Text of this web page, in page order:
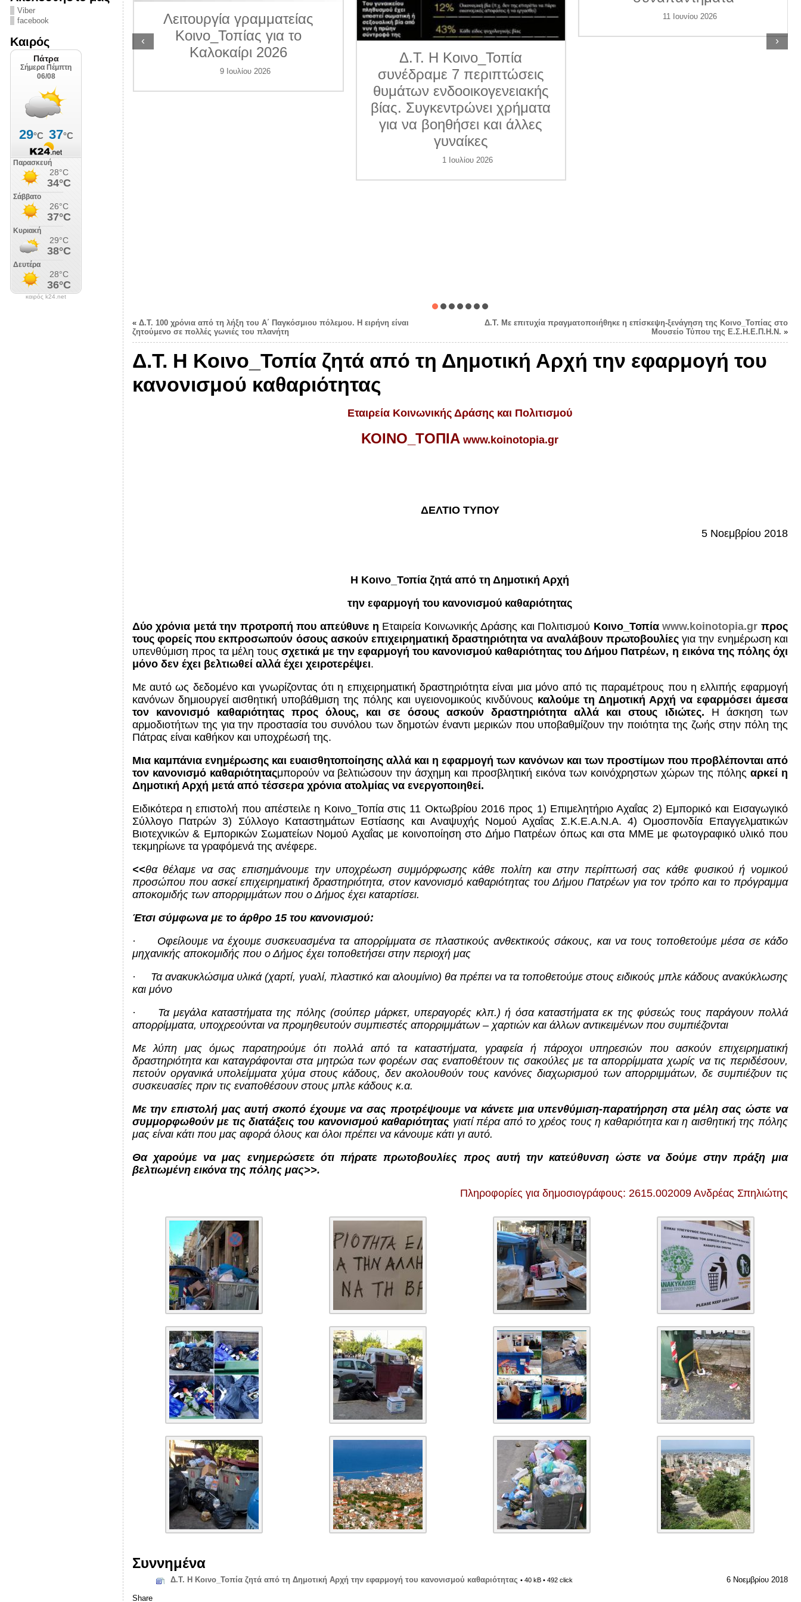
Viber
facebook
Καιρός
καιρός k24.net
Ιουλίου 2026
Λειτουργία γραμματείας
Κοινο_Τοπίας για το
Καλοκαίρι 2026
9 Ιουλίου 2026
Δ.Τ. Η Κοινο_Τοπία
συνέδραμε 7 περιπτώσεις
θυμάτων ενδοοικογενειακής
βίας. Συγκεντρώνει χρήματα
για να βοηθήσει και άλλες
γυναίκες
1 Ιουλίου 2026
11 Ιουνίου 2026
‹ ›
« Δ.Τ. 100 χρόνια από τη λήξη του Α΄ Παγκόσμιου πόλεμου. Η ειρήνη είναι
ζητούμενο σε πολλές γωνιές του πλανήτη
Δ.Τ. Με επιτυχία πραγματοποιήθηκε η επίσκεψη-ξενάγηση της Κοινο_Τοπίας στο
Μουσείο Τύπου της Ε.Σ.Η.Ε.Π.Η.Ν. »
Δ.Τ. Η Κοινο_Τοπία ζητά από τη Δημοτική Αρχή την εφαρμογή του
κανονισμού καθαριότητας
Εταιρεία Κοινωνικής Δράσης και Πολιτισμού
ΚΟΙΝΟ_ΤΟΠΙΑ www.koinotopia.gr
ΔΕΛΤΙΟ ΤΥΠΟΥ
5 Νοεμβρίου 2018
Η Κοινο_Τοπία ζητά από τη Δημοτική Αρχή
την εφαρμογή του κανονισμού καθαριότητας
Δύο χρόνια μετά την προτροπή που απεύθυνε η Εταιρεία Κοινωνικής Δράσης και Πολιτισμού Κοινο_Τοπία www.koinotopia.gr προς
τους φορείς που εκπροσωπούν όσους ασκούν επιχειρηματική δραστηριότητα να αναλάβουν πρωτοβουλίεςγια την ενημέρωση και
υπενθύμιση προς τα μέλη τους σχετικά με την εφαρμογή του κανονισμού καθαριότητας του Δήμου Πατρέων, η εικόνα της πόλης όχι
μόνο δεν έχει βελτιωθεί αλλά έχει χειροτερέψει.
Με αυτό ως δεδομένο και γνωρίζοντας ότι η επιχειρηματική δραστηριότητα είναι μια μόνο από τις παραμέτρους που η ελλιπής εφαρμογή
κανόνων δημιουργεί αισθητική υποβάθμιση της πόλης και υγειονομικούς κινδύνους καλούμε τη Δημοτική Αρχή να εφαρμόσει άμεσα
τον κανονισμό καθαριότητας προς όλους, και σε όσους ασκούν δραστηριότητα αλλά και στους ιδιώτες. Η άσκηση των
αρμοδιοτήτων της για την προστασία του συνόλου των δημοτών έναντι μερικών που υποβαθμίζουν την ποιότητα της ζωής στην πόλη της
Πάτρας είναι καθήκον και υποχρέωσή της.
Μια καμπάνια ενημέρωσης και ευαισθητοποίησης αλλά και η εφαρμογή των κανόνων και των προστίμων που προβλέπονται από
τον κανονισμό καθαριότηταςμπορούν να βελτιώσουν την άσχημη και προσβλητική εικόνα των κοινόχρηστων χώρων της πόλης αρκεί η
Δημοτική Αρχή μετά από τέσσερα χρόνια ατολμίας να ενεργοποιηθεί.
Ειδικότερα η επιστολή που απέστειλε η Κοινο_Τοπία στις 11 Οκτωβρίου 2016 προς 1) Επιμελητήριο Αχαΐας 2) Εμπορικό και Εισαγωγικό
Σύλλογο Πατρών 3) Σύλλογο Καταστημάτων Εστίασης και Αναψυχής Νομού Αχαΐας Σ.Κ.Ε.Α.Ν.Α. 4) Ομοσπονδία Επαγγελματικών
Βιοτεχνικών & Εμπορικών Σωματείων Νομού Αχαΐας με κοινοποίηση στο Δήμο Πατρέων όπως και στα ΜΜΕ με φωτογραφικό υλικό που
τεκμηρίωνε τα γραφόμενά της ανέφερε.
<<θα θέλαμε να σας επισημάνουμε την υποχρέωση συμμόρφωσης κάθε πολίτη και στην περίπτωσή σας κάθε φυσικού ή νομικού
προσώπου που ασκεί επιχειρηματική δραστηριότητα, στον κανονισμό καθαριότητας του Δήμου Πατρέων για τον τρόπο και το πρόγραμμα
αποκομιδής των απορριμμάτων που ο Δήμος έχει καταρτίσει.
Έτσι σύμφωνα με το άρθρο 15 του κανονισμού:
·
Οφείλουμε να έχουμε συσκευασμένα τα απορρίμματα σε πλαστικούς ανθεκτικούς σάκους, και να τους τοποθετούμε μέσα σε κάδο
μηχανικής αποκομιδής που ο Δήμος έχει τοποθετήσει στην περιοχή μας
·
Τα ανακυκλώσιμα υλικά (χαρτί, γυαλί, πλαστικό και αλουμίνιο) θα πρέπει να τα τοποθετούμε στους ειδικούς μπλε κάδους ανακύκλωσης
και μόνο
· Τα μεγάλα καταστήματα της πόλης (σούπερ μάρκετ, υπεραγορές κλπ.) ή όσα καταστήματα εκ της φύσεώς τους παράγουν πολλά
απορρίμματα, υποχρεούνται να προμηθευτούν συμπιεστές απορριμμάτων – χαρτιών και άλλων αντικειμένων που συμπιέζονται
Με λύπη μας όμως παρατηρούμε ότι πολλά από τα καταστήματα, γραφεία ή πάροχοι υπηρεσιών που ασκούν επιχειρηματική
δραστηριότητα και καταγράφονται στα μητρώα των φορέων σας εναποθέτουν τις σακούλες με τα απορρίμματα χωρίς να τις περιδέσουν,
πετούν οργανικά υπολείμματα χύμα στους κάδους, δεν ακολουθούν τους κανόνες διαχωρισμού των απορριμμάτων, δε συμπιέζουν τις
συσκευασίες πριν τις εναποθέσουν στους μπλε κάδους κ.α.
Με την επιστολή μας αυτή σκοπό έχουμε να σας προτρέψουμε να κάνετε μια υπενθύμιση-παρατήρηση στα μέλη σας ώστε να
συμμορφωθούν με τις διατάξεις του κανονισμού καθαριότητας γιατί πέρα από το χρέος τους η καθαριότητα και η αισθητική της πόλης
μας είναι κάτι που μας αφορά όλους και όλοι πρέπει να κάνουμε κάτι γι αυτό.
Θα χαρούμε να μας ενημερώσετε ότι πήρατε πρωτοβουλίες προς αυτή την κατεύθυνση ώστε να δούμε στην πράξη μια
βελτιωμένη εικόνα της πόλης μας>>.
Πληροφορίες για δημοσιογράφους: 2615.002009 Ανδρέας Σπηλιώτης
Συννημένα
Δ.Τ. Η Κοινο_Τοπία ζητά από τη Δημοτική Αρχή την εφαρμογή του κανονισμού καθαριότητας • 40 kB • 492 click 6 Νοεμβρίου 2018
Share